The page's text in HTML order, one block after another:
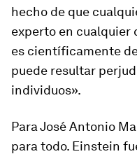
hecho de que
experto en cualquier
es científicamente
puede resultar
individuos».
Para José Antonio
para todo. Einstein